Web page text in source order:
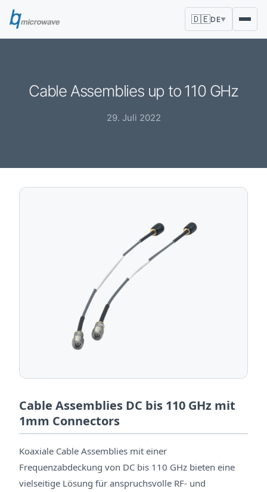
🇩🇪DE▼
Cable Assemblies up to 110 GHz
29. Juli 2022
Cable Assemblies DC bis 110 GHz mit
1mm Connectors
Koaxiale Cable Assemblies mit einer
Frequenzabdeckung von DC bis 110 GHz bieten eine
vielseitige Lösung für anspruchsvolle RF- und